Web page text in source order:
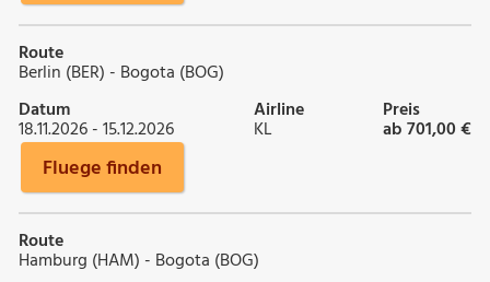
Route
Berlin (BER) - Bogota (BOG)
Datum
18.11.2026 - 15.12.2026
Airline
KL
Preis
ab 701,00 €
Fluege finden
Route
Hamburg (HAM) - Bogota (BOG)